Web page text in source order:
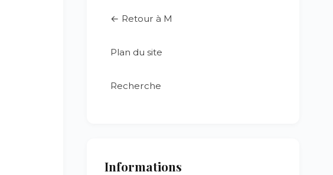
← Retour à M
Plan du site
Recherche
Informations